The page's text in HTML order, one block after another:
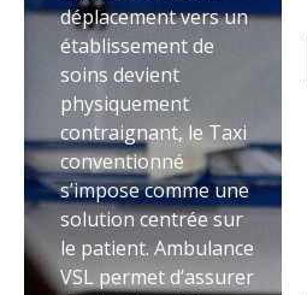
déplacement vers un
établissement de
soins devient
physiquement
contraignant, le Taxi
conventionné
s’impose comme une
solution centrée sur
le patient. Ambulance
VSL permet d’assurer